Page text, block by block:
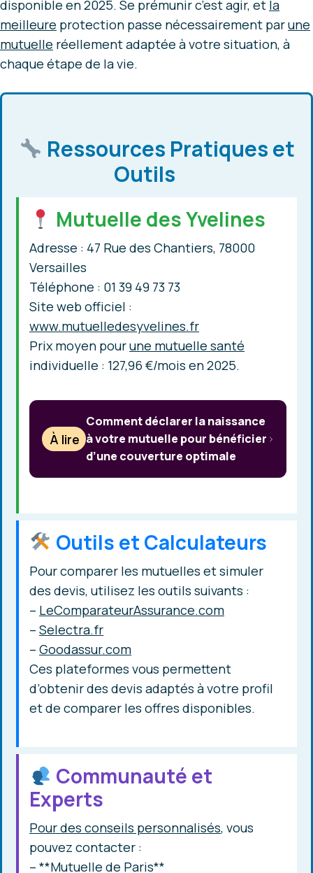
disponible en 2025. Se prémunir c’est agir, et la
meilleure protection passe nécessairement parune
mutuelle réellement adaptée à votre situation, à
chaque étape de la vie.
Ressources Pratiques et
Outils
Mutuelle des Yvelines
Adresse : 47 Rue des Chantiers, 78000
Versailles
Téléphone : 01 39 49 73 73
Site web officiel :
www.mutuelledesyvelines.fr
Prix moyen pourune mutuelle santé
individuelle : 127,96 €/mois en 2025.
À lire
Comment déclarer la naissance
à votre mutuelle pour bénéficier
d’une couverture optimale
Outils et Calculateurs
Pour comparer les mutuelles et simuler
des devis, utilisez les outils suivants :
– LeComparateurAssurance.com
– Selectra.fr
– Goodassur.com
Ces plateformes vous permettent
d’obtenir des devis adaptés à votre profil
et de comparer les offres disponibles.
Communauté et
Experts
Pour des conseils personnalisés, vous
pouvez contacter :
– **Mutuelle de Paris**